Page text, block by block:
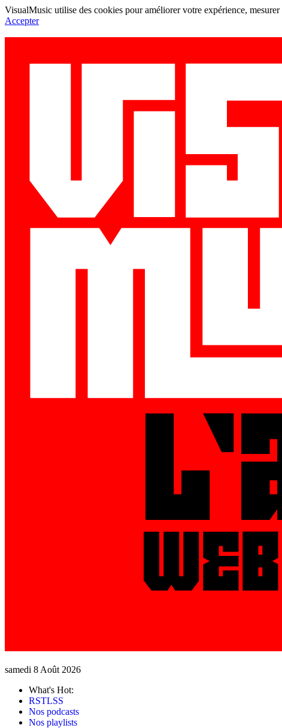
VisualMusic utilise des cookies pour améliorer votre expérience,
Accepter
samedi 8 Août 2026
What's Hot:
RSTLSS
Nos podcasts
Nos playlists